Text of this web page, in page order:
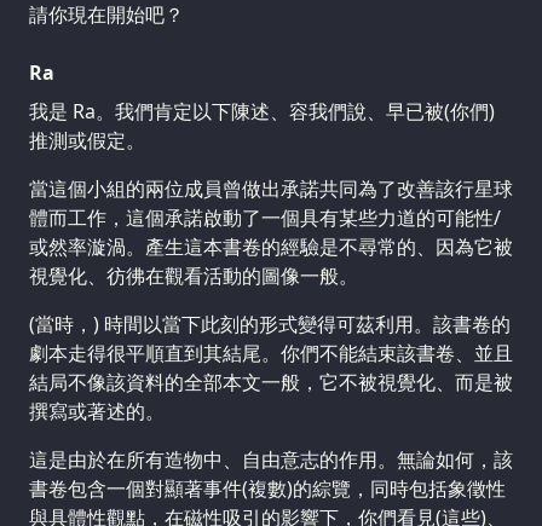
請你現在開始吧？
Ra
我是 Ra。我們肯定以下陳述、容我們說、早已被(你們)
推測或假定。
當這個小組的兩位成員曾做出承諾共同為了改善該行星球
體而工作，這個承諾啟動了一個具有某些力道的可能性/
或然率漩渦。產生這本書卷的經驗是不尋常的、因為它被
視覺化、彷彿在觀看活動的圖像一般。
(當時，) 時間以當下此刻的形式變得可茲利用。該書卷的
劇本走得很平順直到其結尾。你們不能結束該書卷、並且
結局不像該資料的全部本文一般，它不被視覺化、而是被
撰寫或著述的。
這是由於在所有造物中、自由意志的作用。無論如何，該
書卷包含一個對顯著事件(複數)的綜覽，同時包括象徵性
與具體性觀點，在磁性吸引的影響下，你們看見(這些)、